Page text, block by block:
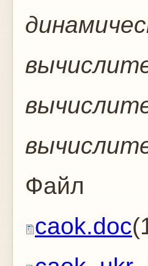
Файл
caok.doc